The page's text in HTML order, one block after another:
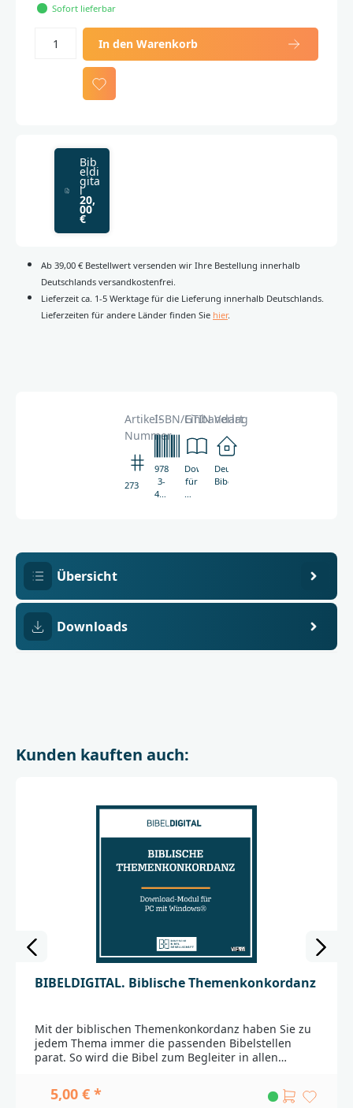
Sofort lieferbar
In den Warenkorb
Bib
eldi
gita
l
20,
00
€
Ab 39,00 € Bestellwert versenden wir Ihre Bestellung innerhalb
Deutschlands versandkostenfrei.
Lieferzeit ca. 1-5 Werktage für die Lieferung innerhalb Deutschlands.
Lieferzeiten für andere Länder finden Sie hier.
Artikel-
Nummer
2737
ISBN/GTIN
978-
3-
438-
Einbandart
Download
für
Windows-
Verlag
Deutsche
Bibelgesellschaft
Übersicht
Downloads
Kunden kauften auch:
BIBELDIGITAL. Biblische Themenkonkordanz
Mit der biblischen Themenkonkordanz haben Sie zu
jedem Thema immer die passenden Bibelstellen
parat. So wird die Bibel zum Begleiter in allen
von Andachten und Gruppenstunden zum
Kinderspiel. Geben Sie einfach ein Stichwort aus
5,00 € *